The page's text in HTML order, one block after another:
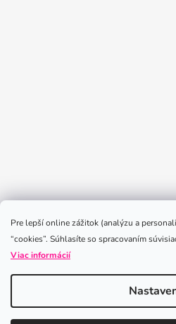
Pre lepší online zážitok (analýzu a
“cookies”. Súhlasíte so spracovaním
Viac informácií
Sledovať na